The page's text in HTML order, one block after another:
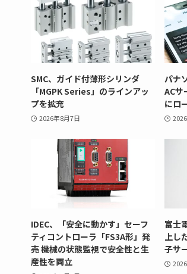
SMC、ガイド付薄形シリンダ
「MGPK Series」のラインアッ
プを拡充
2026年8月7日
パナ
ACサ
にロ
IDEC、「安全に動かす」セーフ
ティコントローラ「FS3A形」発
売 機械の状態監視で安全性と生
産性を両立
富士
上し
子サ